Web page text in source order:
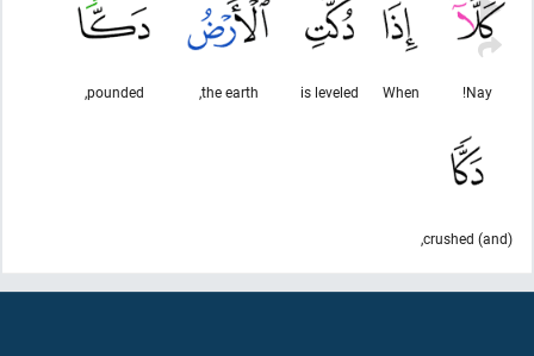
Nay!
When
is leveled
the earth,
pounded,
(and) crushed,